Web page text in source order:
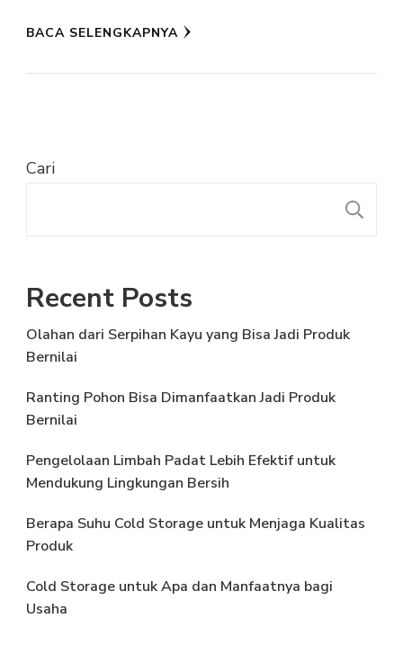
BACA SELENGKAPNYA
Cari
Recent Posts
Olahan dari Serpihan Kayu yang Bisa Jadi Produk
Bernilai
Ranting Pohon Bisa Dimanfaatkan Jadi Produk
Bernilai
Pengelolaan Limbah Padat Lebih Efektif untuk
Mendukung Lingkungan Bersih
Berapa Suhu Cold Storage untuk Menjaga Kualitas
Produk
Cold Storage untuk Apa dan Manfaatnya bagi
Usaha